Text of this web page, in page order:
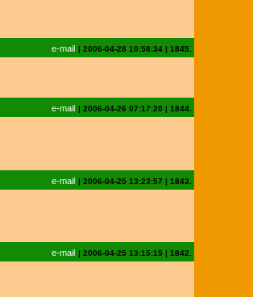
e-mail | 2006-04-28 10:58:34| 1845.
e-mail | 2006-04-26 07:17:20 | 1844.
e-mail | 2006-04-25 13:23:57 | 1843.
e-mail | 2006-04-25 13:15:15| 1842.